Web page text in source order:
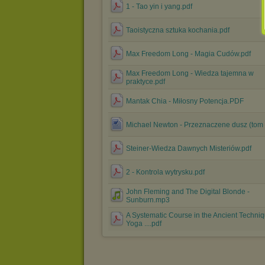
1 - Tao yin i yang.pdf
Taoistyczna sztuka kochania.pdf
Max Freedom Long - Magia Cudów.pdf
Max Freedom Long - Wiedza tajemna w
praktyce.pdf
Mantak Chia - Miłosny Potencja.PDF
Michael Newton - Przeznaczene dusz (tom
Steiner-Wiedza Dawnych Misteriów.pdf
2 - Kontrola wytrysku.pdf
John Fleming and The Digital Blonde -
Sunburn.mp3
A Systematic Course in the Ancient
Yoga ....pdf